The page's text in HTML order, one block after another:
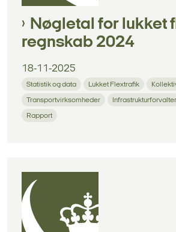
Nøgletal for lukket
regnskab 2024
18-11-2025
Statistik og data Lukket Flextrafik
Transportvirksomheder Infrastrukturforvalter
Rapport